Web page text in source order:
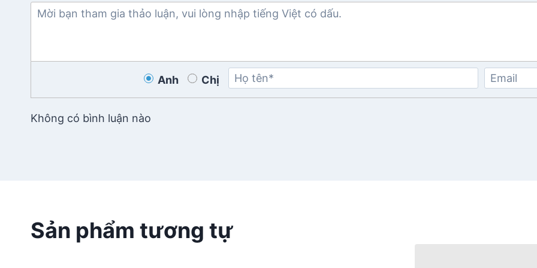
Anh Chị
Không có bình luận nào
Sản phẩm tương tự